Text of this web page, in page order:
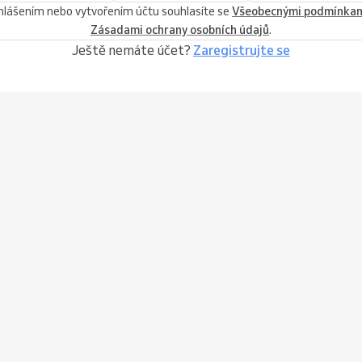
nebo vytvořením účtu souhlasíte se Všeobecnými
Zásadami ochrany osobních údajů.
Ještě nemáte účet? Zaregistrujte se